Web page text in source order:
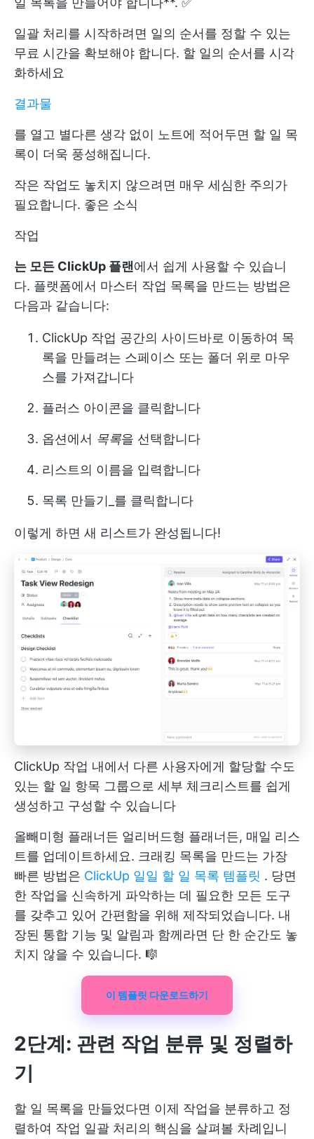
일괄 처리를 시작하려면 일의 순서를 정할 수 있는
무료 시간을 확보해야 합니다. 할 일의 순서를 시각
화하세요
결과물
를 열고 별다른 생각 없이 노트에 적어두면 할 일 목
록이 더욱 풍성해집니다.
작은 작업도 놓치지 않으려면 매우 세심한 주의가
필요합니다. 좋은 소식
작업
는 모든 ClickUp 플랜 에서 쉽게 사용할 수 있습니
다. 플랫폼에서 마스터 작업 목록을 만드는 방법은
다음과 같습니다:
ClickUp 작업 공간의 사이드바로 이동하여 목
록을 만들려는 스페이스 또는 폴더 위로 마우
스를 가져갑니다
플러스 아이콘을 클릭합니다
옵션에서 목록을 선택합니다
리스트의 이름을 입력합니다
목록 만들기_를 클릭합니다
이렇게 하면 새 리스트가 완성됩니다!
ClickUp 작업 내에서 다른 사용자에게 할당할 수도
있는 할 일 항목 그룹으로 세부 체크리스트를 쉽게
생성하고 구성할 수 있습니다
올빼미형 플래너든 얼리버드형 플래너든, 매일 리스
트를 업데이트하세요. 크래킹 목록을 만드는 가장
빠른 방법은 ClickUp 일일 할 일 목록 템플릿 . 당면
한 작업을 신속하게 파악하는 데 필요한 모든 도구
를 갖추고 있어 간편함을 위해 제작되었습니다. 내
장된 통합 기능 및 알림과 함께라면 단 한 순간도 놓
치지 않을 수 있습니다. 🎼
이 템플릿 다운로드하기
2단계: 관련 작업 분류 및 정렬하
기
할 일 목록을 만들었다면 이제 작업을 분류하고 정
렬하여 작업 일괄 처리의 핵심을 살펴볼 차례입니